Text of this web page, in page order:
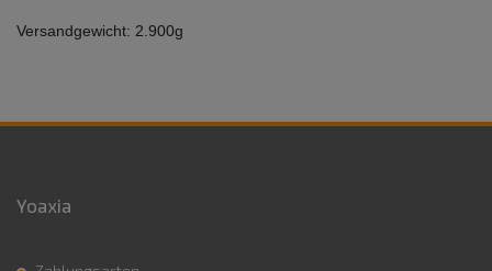
Versandgewicht: 2.900g
Yoaxia